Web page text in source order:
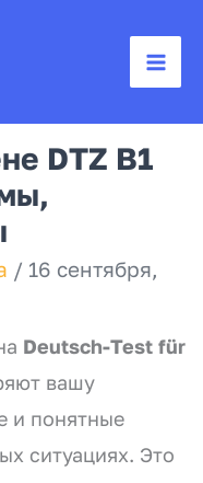
по немецкому:
DTZ B1
/ 16 сентября,
Deutsch-Test für
вашу
и понятные
ситуациях. Это